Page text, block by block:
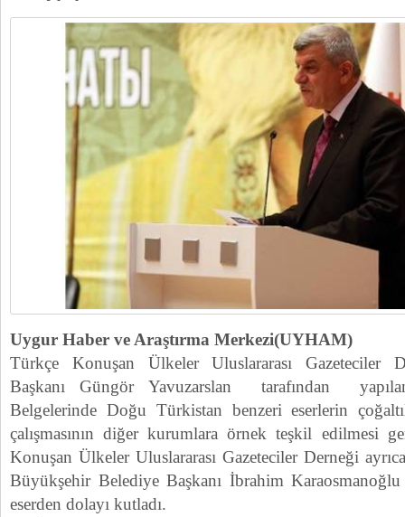
Uygur Haber ve Araştırma Merkezi(UYHAM)
Türkçe Konuşan Ülkeler Uluslararası Gazeteciler
Başkanı Güngör Yavuzarslan tarafından
Belgelerinde Doğu Türkistan benzeri eserlerin
çalışmasının diğer kurumlara örnek teşkil edilmesi
Konuşan Ülkeler Uluslararası Gazeteciler Derneği
Büyükşehir Belediye Başkanı İbrahim
eserden dolayı kutladı.